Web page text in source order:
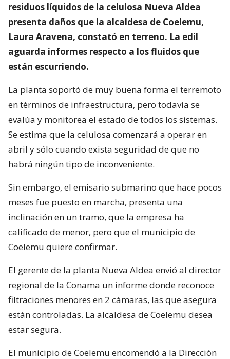
residuos líquidos de la celulosa Nueva Aldea
presenta daños que la alcaldesa de Coelemu,
Laura Aravena, constató en terreno. La edil
aguarda informes respecto a los fluidos que
están escurriendo.
La planta soportó de muy buena forma el terremoto
en términos de infraestructura, pero todavía se
evalúa y monitorea el estado de todos los sistemas.
Se estima que la celulosa comenzará a operar en
abril y sólo cuando exista seguridad de que no
habrá ningún tipo de inconveniente.
Sin embargo, el emisario submarino que hace pocos
meses fue puesto en marcha, presenta una
inclinación en un tramo, que la empresa ha
calificado de menor, pero que el municipio de
Coelemu quiere confirmar.
El gerente de la planta Nueva Aldea envió al director
regional de la Conama un informe donde reconoce
filtraciones menores en 2 cámaras, las que asegura
están controladas. La alcaldesa de Coelemu desea
estar segura.
El municipio de Coelemu encomendó a la Dirección